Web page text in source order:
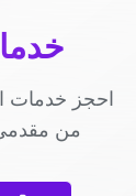
احجز خدمات
من